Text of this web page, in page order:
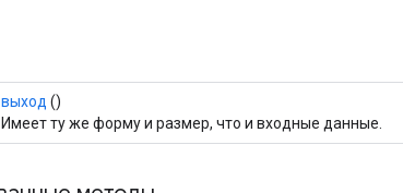
выход ()
Имеет ту же форму и размер, что и входные данные.